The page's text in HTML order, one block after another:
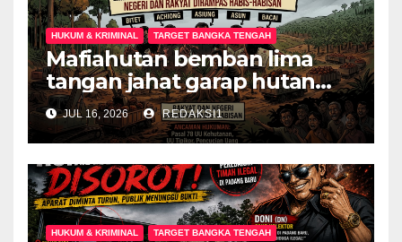
HUKUM & KRIMINAL TARGET BANGKA TENGAH
Mafiahutan bemban lima
tangan jahat garap hutan
produksi jadi perkebunan
sawit negeri dan rakyat
dirampas habis habisan
JUL 16, 2026 REDAKSI1
HUKUM & KRIMINAL TARGET BANGKA TENGAH